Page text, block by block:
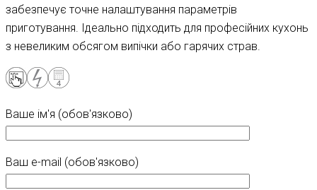
забезпечує точне налаштування параметрів
приготування. Ідеально підходить для професійних кухонь
з невеликим обсягом випічки або гарячих страв.
Ваше ім'я (обов'язково)
Ваш e-mail (обов'язково)